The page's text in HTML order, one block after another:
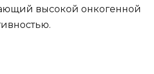
высокой онкогенной